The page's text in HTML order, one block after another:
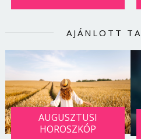
AJÁNLOTT
AUGUSZTUSI
HOROSZKÓP